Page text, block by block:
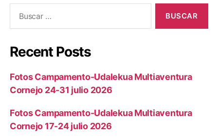
Recent Posts
Fotos Campamento-Udalekua Multiaventura
Cornejo 24-31 julio 2026
Fotos Campamento-Udalekua Multiaventura
Cornejo 17-24 julio 2026